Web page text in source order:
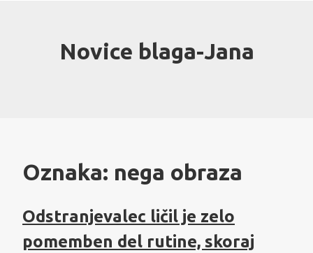
Novice blaga-Jana
Oznaka: nega obraza
Odstranjevalec ličil je zelo
pomemben del rutine, skoraj